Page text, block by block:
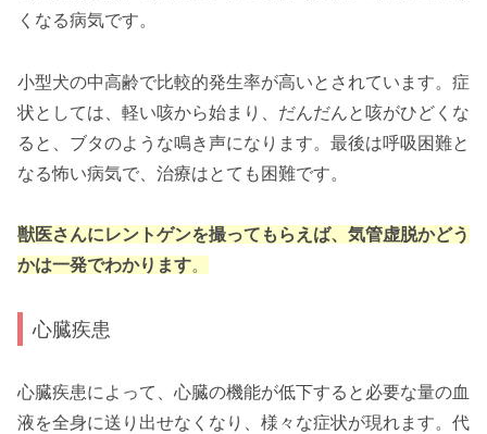
くなる病気です。
小型犬の中高齢で比較的発生率が高いとされています。症
状としては、軽い咳から始まり、だんだんと咳がひどくな
ると、ブタのような鳴き声になります。最後は呼吸困難と
なる怖い病気で、治療はとても困難です。
獣医さんにレントゲンを撮ってもらえば、気管虚脱かどう
かは一発でわかります。
心臓疾患
心臓疾患によって、心臓の機能が低下すると必要な量の血
液を全身に送り出せなくなり、様々な症状が現れます。代